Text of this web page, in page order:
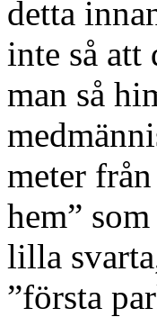
detta
inte så att
man så
meter
hem”
lilla
”första